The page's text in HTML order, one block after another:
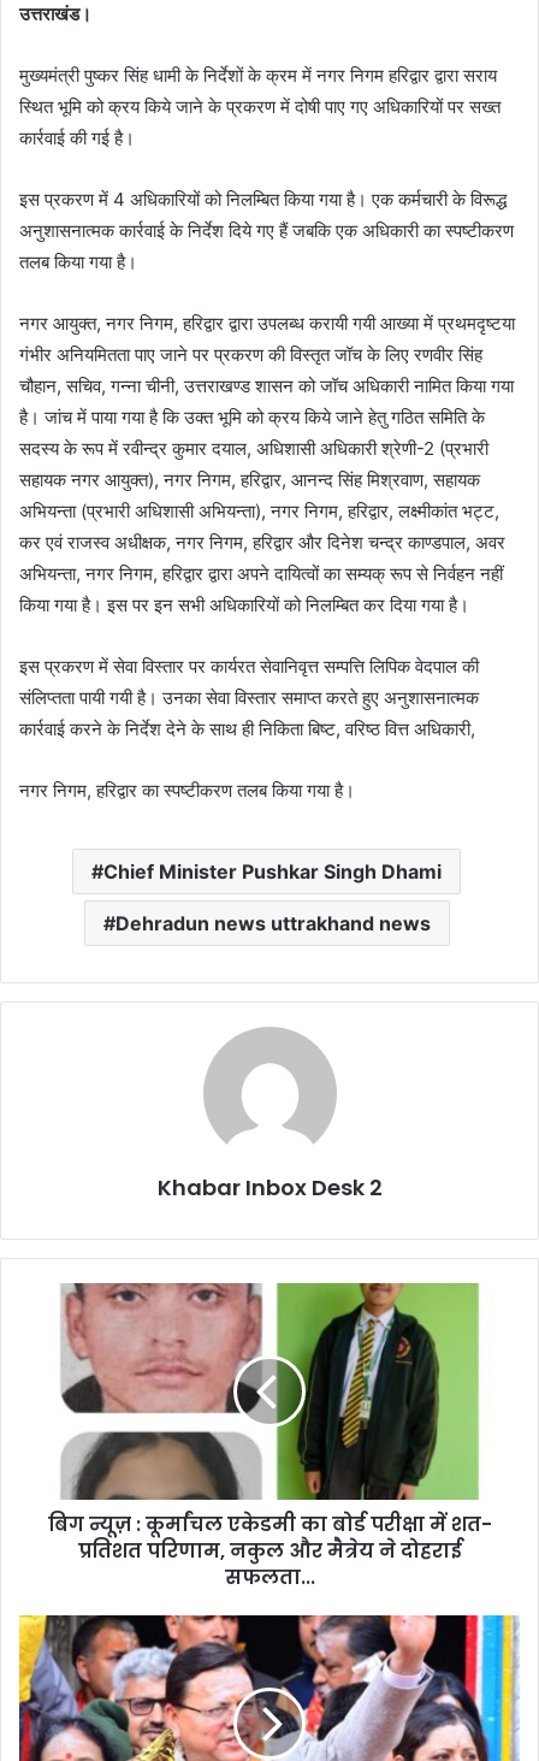
उत्तराखंड।
मुख्यमंत्री पुष्कर सिंह धामी के निर्देशों के क्रम में नगर निगम हरिद्वार द्वारा सराय
स्थित भूमि को क्रय किये जाने के प्रकरण में दोषी पाए गए अधिकारियों पर सख्त
कार्रवाई की गई है।
इस प्रकरण में 4 अधिकारियों को निलम्बित किया गया है। एक कर्मचारी के विरूद्ध
अनुशासनात्मक कार्रवाई के निर्देश दिये गए हैं जबकि एक अधिकारी का स्पष्टीकरण
तलब किया गया है।
नगर आयुक्त, नगर निगम, हरिद्वार द्वारा उपलब्ध करायी गयी आख्या में प्रथमदृष्टया
गंभीर अनियमितता पाए जाने पर प्रकरण की विस्तृत जॉच के लिए रणवीर सिंह
चौहान, सचिव, गन्ना चीनी, उत्तराखण्ड शासन को जॉच अधिकारी नामित किया गया
है। जांच में पाया गया है कि उक्त भूमि को क्रय किये जाने हेतु गठित समिति के
सदस्य के रूप में रवीन्द्र कुमार दयाल, अधिशासी अधिकारी श्रेणी-2 (प्रभारी
सहायक नगर आयुक्त), नगर निगम, हरिद्वार, आनन्द सिंह मिश्रवाण, सहायक
अभियन्ता (प्रभारी अधिशासी अभियन्ता), नगर निगम, हरिद्वार, लक्ष्मीकांत भट्ट,
कर एवं राजस्व अधीक्षक, नगर निगम, हरिद्वार और दिनेश चन्द्र काण्डपाल, अवर
अभियन्ता, नगर निगम, हरिद्वार द्वारा अपने दायित्वों का सम्यक् रूप से निर्वहन नहीं
किया गया है। इस पर इन सभी अधिकारियों को निलम्बित कर दिया गया है।
इस प्रकरण में सेवा विस्तार पर कार्यरत सेवानिवृत्त सम्पत्ति लिपिक वेदपाल की
संलिप्तता पायी गयी है। उनका सेवा विस्तार समाप्त करते हुए अनुशासनात्मक
कार्रवाई करने के निर्देश देने के साथ ही निकिता बिष्ट, वरिष्ठ वित्त अधिकारी,
नगर निगम, हरिद्वार का स्पष्टीकरण तलब किया गया है।
Chief Minister Pushkar Singh Dhami
Dehradun news uttrakhand news
Khabar Inbox Desk 2
और
मैत्रेय
ने
दोहराई
सफलता...
बिग न्यूज़ : कूर्मांचल एकेडमी का बोर्ड परीक्षा में शत-
प्रतिशत परिणाम, नकुल और मैत्रेय ने दोहराई
सफलता...
आस्था,
विश्वास
और
सनातन
संस्कृति
की